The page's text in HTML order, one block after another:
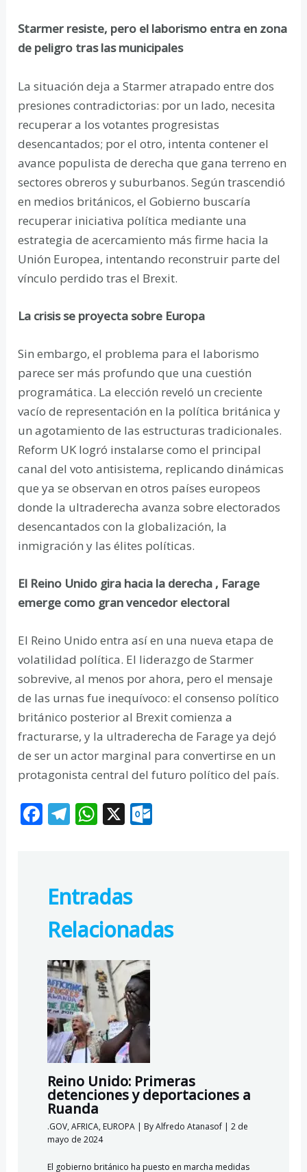
Starmer resiste, pero el laborismo entra en zona
de peligro tras las municipales
La situación deja a Starmer atrapado entre dos
presiones contradictorias: por un lado, necesita
recuperar a los votantes progresistas
desencantados; por el otro, intenta contener el
avance populista de derecha que gana terreno en
sectores obreros y suburbanos. Según trascendió
en medios británicos, el Gobierno buscaría
recuperar iniciativa política mediante una
estrategia de acercamiento más firme hacia la
Unión Europea, intentando reconstruir parte del
vínculo perdido tras el Brexit.
La crisis se proyecta sobre Europa
Sin embargo, el problema para el laborismo
parece ser más profundo que una cuestión
programática. La elección reveló un creciente
vacío de representación en la política británica y
un agotamiento de las estructuras tradicionales.
Reform UK logró instalarse como el principal
canal del voto antisistema, replicando dinámicas
que ya se observan en otros países europeos
donde la ultraderecha avanza sobre electorados
desencantados con la globalización, la
inmigración y las élites políticas.
El Reino Unido gira hacia la derecha , Farage
emerge como gran vencedor electoral
El Reino Unido entra así en una nueva etapa de
volatilidad política. El liderazgo de Starmer
sobrevive, al menos por ahora, pero el mensaje
de las urnas fue inequívoco: el consenso político
británico posterior al Brexit comienza a
fracturarse, y la ultraderecha de Farage ya dejó
de ser un actor marginal para convertirse en un
protagonista central del futuro político del país.
F
o
o
k
T
a
m
W
s
A
p
p
X
c
o
Entradas
Relacionadas
Reino Unido: Primeras
detenciones y deportaciones a
Ruanda
.GOV,AFRICA, EUROPA| ByAlfredo Atanasof | 2 de
mayo de 2024
El gobierno británico ha puesto en marcha medidas